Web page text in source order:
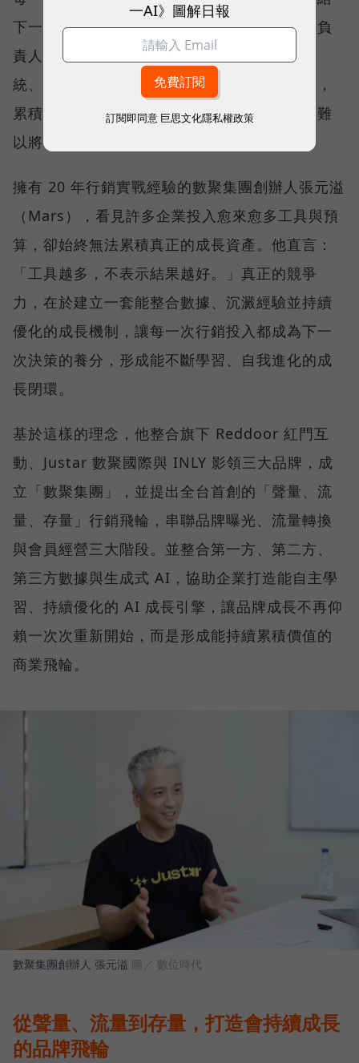
下一棒，口碑、廣告與會員經營往往分屬不同負
責人、使用不同平台，不僅數據散落在不同系
統、跨部門協作成本高昂，一旦負責人員異動，
累積多年的實戰經驗也容易隨之流失，使企業難
以將每一次投入轉化為長期成長動能。
擁有 20 年行銷實戰經驗的數聚集團創辦人張元溢
（Mars），看見許多企業投入愈來愈多工具與預
算，卻始終無法累積真正的成長資產。他直言：
「工具越多，不表示結果越好。」真正的競爭
力，在於建立一套能整合數據、沉澱經驗並持續
優化的成長機制，讓每一次行銷投入都成為下一
次決策的養分，形成能不斷學習、自我進化的成
長閉環。
基於這樣的理念，他整合旗下 Reddoor 紅門互
動、Justar 數聚國際與 INLY 影領三大品牌，成
立「數聚集團」，並提出全台首創的「聲量、流
量、存量」行銷飛輪，串聯品牌曝光、流量轉換
與會員經營三大階段。並整合第一方、第二方、
第三方數據與生成式 AI，協助企業打造能自主學
習、持續優化的 AI 成長引擎，讓品牌成長不再仰
賴一次次重新開始，而是形成能持續累積價值的
商業飛輪。
數聚集團創辦人 張元溢 圖／ 數位時代
從聲量、流量到存量，打造會持續成長
的品牌飛輪
一AI》圖解日報
訂閱即同意 巨思文化隱私權政策